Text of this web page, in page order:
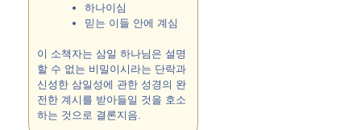
하나이심
믿는 이들 안에 계심
이 소책자는 삼일 하나님은 설명
할 수 없는 비밀이시라는 단락과
신성한 삼일성에 관한 성경의 완
전한 계시를 받아들일 것을 호소
하는 것으로 결론지음.